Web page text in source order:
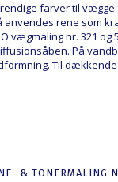
farver til vægge
anvendes rene som
vægmaling nr. 321 og
På
Til
& TONERMALING